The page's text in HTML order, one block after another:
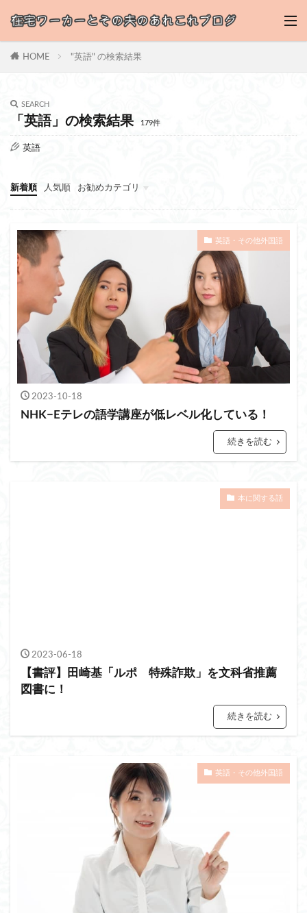
HOME "英語" の検索結果
SEARCH
「英語」の検索結果 179件
英語
新着順 人気順 お勧めカテゴリ
妻のブログ
夫のブログ
英語・その他外国語
2023-10-18
NHK−Eテレの語学講座が低レベル化している！
続きを読む
本に関する話
2023-06-18
【書評】田崎基「ルポ 特殊詐欺」を文科省推薦
図書に！
続きを読む
英語・その他外国語